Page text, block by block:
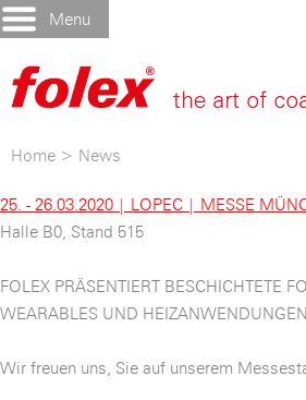
Menu
Home > News
25. - 26.03.2020 | LOPEC | MESSE
Halle B0, Stand 515
FOLEX PRÄSENTIERT BESCHICHTETE
WEARABLES UND HEIZANWENDUNGEN
Wir freuen uns, Sie auf unserem